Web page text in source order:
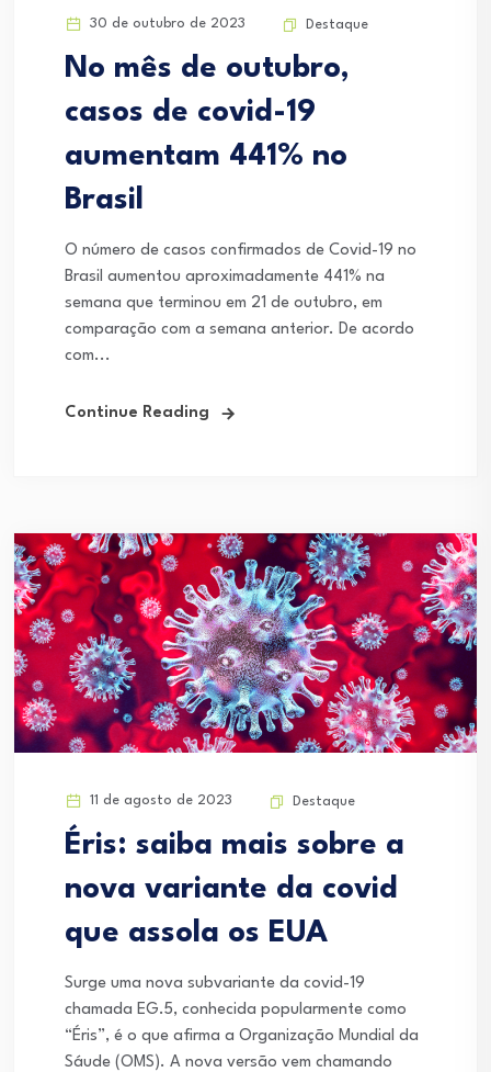
30 de outubro de 2023 Destaque
No mês de outubro,
casos de covid-19
aumentam 441% no
Brasil
O número de casos confirmados de Covid-19 no
Brasil aumentou aproximadamente 441% na
semana que terminou em 21 de outubro, em
comparação com a semana anterior. De acordo
com...
Continue Reading
11 de agosto de 2023 Destaque
Éris: saiba mais sobre a
nova variante da covid
que assola os EUA
Surge uma nova subvariante da covid-19
chamada EG.5, conhecida popularmente como
“Éris”, é o que afirma a Organização Mundial da
Sáude (OMS). A nova versão vem chamando